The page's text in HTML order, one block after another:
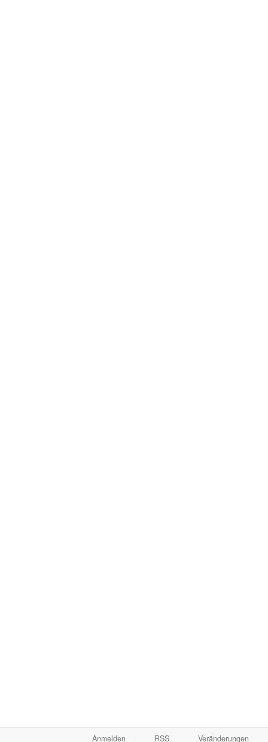
Anmelden RSS Veränderungen